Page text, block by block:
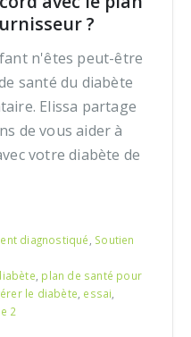
?
n'êtes peut-être
santé du diabète
Elissa partage
de vous aider à
votre diabète de
diagnostiqué Soutien
plan de santé pour
le diabète essai
2